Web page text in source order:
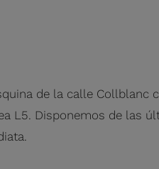
de la calle Collblanc
L5. Disponemos de las